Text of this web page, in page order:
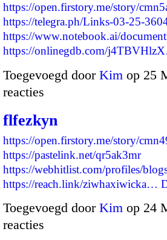
https://open.firstory.me/story/
https://telegra.ph/Links-03-25-
https://www.notebook.ai/
https://onlinegdb.com/
Toegevoegd door Kim op 25
reacties
flfezkyn
https://open.firstory.me/story/
https://pastelink.net/qr5ak3mr
https://webhitlist.com/profiles/
https://reach.link/ziwhaxiwicka…
Toegevoegd door Kim op 24
reacties